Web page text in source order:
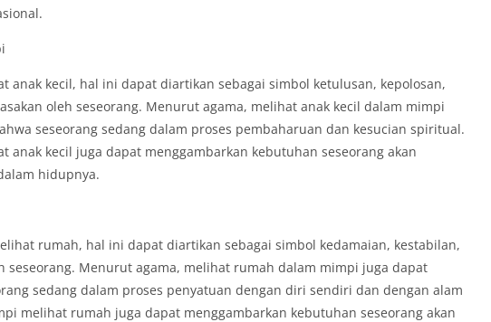
anak kecil, hal ini dapat diartikan sebagai simbol ketulusan, kepolosan,
oleh seseorang. Menurut agama, melihat anak kecil dalam mimpi
seseorang sedang dalam proses pembaharuan dan kesucian spiritual.
anak kecil juga dapat menggambarkan kebutuhan seseorang akan
hidupnya.
rumah, hal ini dapat diartikan sebagai simbol kedamaian, kestabilan,
seseorang. Menurut agama, melihat rumah dalam mimpi juga dapat
sedang dalam proses penyatuan dengan diri sendiri dan dengan alam
melihat rumah juga dapat menggambarkan kebutuhan seseorang akan